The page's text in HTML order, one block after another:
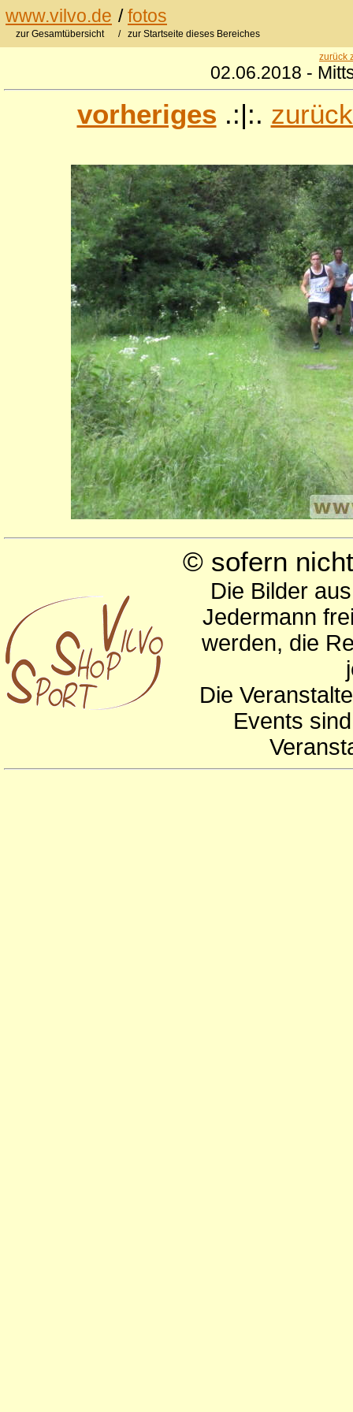
www.vilvo.de /fotos
zur Gesamtübersicht / zur Startseite dieses Bereiches
zurück
02.06.2018 -
vorheriges .:|:.
© sofern
Die Bilder
Jedermann
werden, die
Die
Events